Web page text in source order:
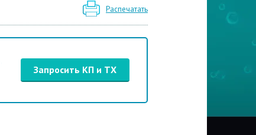
Распечатать
Запросить КП и ТХ